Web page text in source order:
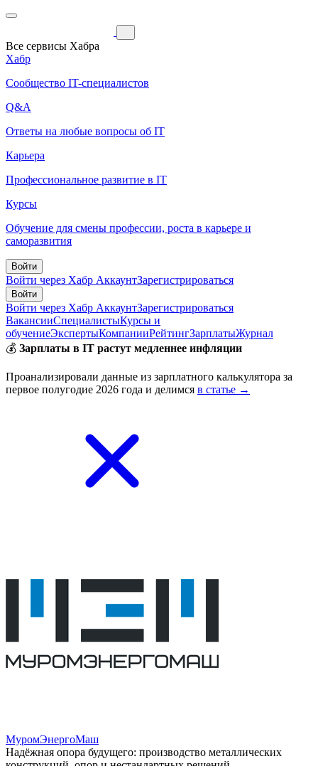
Все сервисы Хабра
Хабр
Сообщество IT-специалистов
Q&A
Ответы на любые вопросы об IT
Карьера
Профессиональное развитие в IT
Курсы
Обучение для смены профессии, роста в карьере и
саморазвития
Войти
Войти через Хабр АккаунтЗарегистрироваться
Войти
Войти через Хабр АккаунтЗарегистрироваться
ВакансииСпециалистыКурсы и
обучениеЭкспертыКомпанииРейтингЗарплатыЖурнал
💰 Зарплаты в IT растут медленнее инфляции
Проанализировали данные из зарплатного калькулятора за
первое полугодие 2026 года и делимся в статье →
МуромЭнергоМаш
Надёжная опора будущего: производство металлических